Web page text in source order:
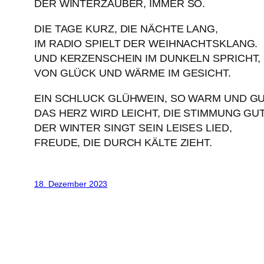
DER WINTERZAUBER, IMMER SO.
DIE TAGE KURZ, DIE NÄCHTE LANG,
IM RADIO SPIELT DER WEIHNACHTSKLANG.
UND KERZENSCHEIN IM DUNKELN SPRICHT,
VON GLÜCK UND WÄRME IM GESICHT.
EIN SCHLUCK GLÜHWEIN, SO WARM UND
DAS HERZ WIRD LEICHT, DIE STIMMUNG
DER WINTER SINGT SEIN LEISES LIED,
FREUDE, DIE DURCH KÄLTE ZIEHT.
18. Dezember 2023